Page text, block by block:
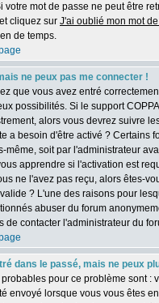
votre mot de passe ne peut être
cliquez sur J'ai oublié mon mot
de temps.
ne peux pas me connecter !
que vous avez entré
possibilités. Si le support
alors vous devrez suivre
a besoin d'être activé ? Certains
même, soit par l'administrateur
apprendre si l'activation est
ne l'avez pas reçu, alors êtes-
? L'une des raisons pour
abuser du forum
de contacter l'administrateur du
dans le passé, mais ne peux
pour ce problème sont
envoyé lorsque vous vous êtes